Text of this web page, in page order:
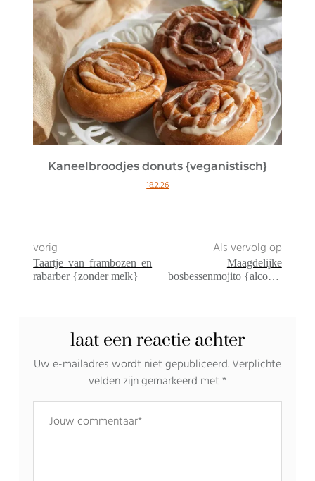
Kaneelbroodjes donuts {veganistisch}
18.2.26
vorig
Taartje van frambozen en
rabarber {zonder melk}
Als vervolg op
Maagdelijke
bosbessenmojito {alcohol
laat een reactie achter
Uw e-mailadres wordt niet gepubliceerd.Verplichte
velden zijn gemarkeerd met*